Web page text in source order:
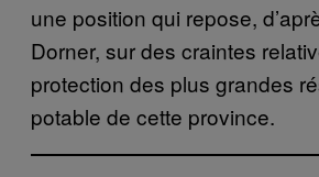
une position qui repose,
Dorner, sur des craintes
protection des plus grandes
potable de cette province.